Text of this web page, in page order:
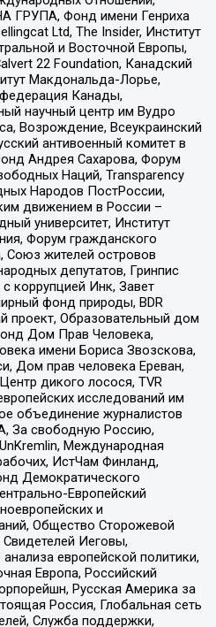
Фонд имени Генриха
Ltd, The Insider, Институт
и Восточной Европы,
22 Foundation, Канадский
Макдональда-Лорье,
Канады,
научный центр им Вудро
Возрождение, Всеукраинский
антивоенный комитет в
Андрея Сахарова, Форум
Наций, Transparеncy
Народов ПостРоссии,
движением в России –
университет, Институт
Форум гражданского
Союз жителей островов
депутатов, Гринпис
коррупцией Инк, Завет
фонд природы, BDR
проект, Образовательный дом
Дом Прав Человека,
имени Бориса Звозскова,
Дом прав человека Ереван,
дикого лосося, TVR
исследований им
объединение журналистов
За свободную Россию,
Международная
ИстЧам Финланд,
Демократического
Европейский
и
Общество Сторожевой
Иеговы,
европейской политики,
Европа, Российский
Русская Америка за
Россия, Глобальная сеть
Служба поддержки,